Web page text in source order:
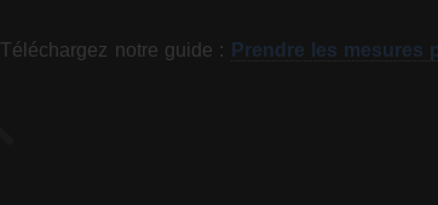
Téléchargez notre guide : Prendre les mesures